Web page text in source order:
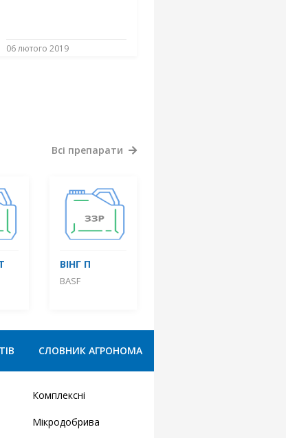
06 лютого 2019
ВІНГ П
BASF
Всі препарати
СЛОВНИК АГРОНОМА
Комплексні
Мікродобрива